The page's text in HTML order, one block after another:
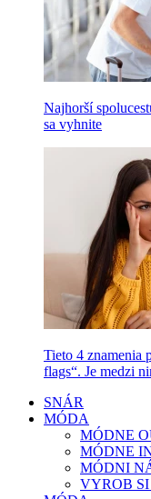
Najhorší
sa vyhnite
Tieto 4 znamenia
flags“. Je medzi
SNÁR
MÓDA
MÓDNE
MÓDNE
MÓDNI
VYROB